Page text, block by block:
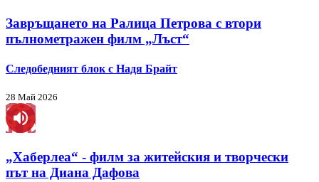
Завръщането на Ралица Петрова с втори
пълнометражен филм „Лъст“
Следобедният блок с Надя Брайт
28 Май 2026
„Хаберлеа“ - филм за житейския и творчески
път на Диана Дафова